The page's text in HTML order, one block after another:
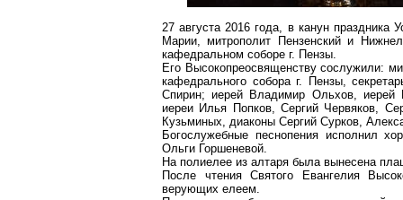
27 августа 2016 года, в канун
Марии, митрополит Пензенский и
кафедральном соборе г. Пензы.
Его Высокопреосвященству сослужили:
кафедрального собора г. Пензы,
Спирин; иерей Владимир Ольхов, иерей
иереи Илья Попков, Сергий Червяков,
Кузьминых, диаконы Сергий Сурков,
Богослужебные песнопения исполнил
Ольги Горшеневой.
На полиелее из алтаря была вынесена
После чтения Святого Евангелия
верующих елеем.